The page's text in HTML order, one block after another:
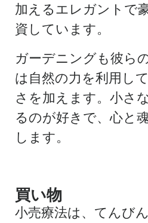
加えるエレガントで
資しています。
ガーデニングも彼ら
は自然の力を利用し
さを加えます。小さ
るのが好きで、心と
します。
買い物
小売療法は、てんび